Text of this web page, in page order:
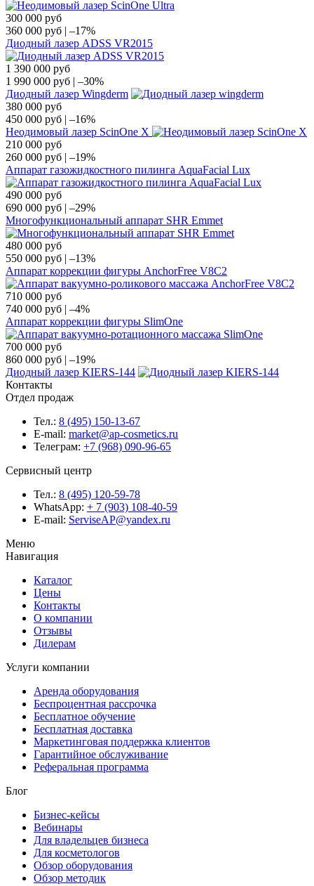
300 000 руб
360 000 руб | –17%
Диодный лазер ADSS VR2015
1 390 000 руб
1 990 000 руб | –30%
Диодный лазер Wingderm
380 000 руб
450 000 руб | –16%
Неодимовый лазер ScinOne X
210 000 руб
260 000 руб | –19%
Аппарат газожидкостного пилинга AquaFacial Lux
490 000 руб
690 000 руб | –29%
Многофункциональный аппарат SHR Emmet
480 000 руб
550 000 руб | –13%
Аппарат коррекции фигуры AnchorFree V8C2
710 000 руб
740 000 руб | –4%
Аппарат коррекции фигуры SlimOne
700 000 руб
860 000 руб | –19%
Диодный лазер KIERS-144
Контакты
Отдел продаж
Тел.: 8 (495) 150-13-67
E-mail: market@ap-cosmetics.ru
Телеграм: +7 (968) 090-96-65
Сервисный центр
Тел.: 8 (495) 120-59-78
WhatsApp: + 7 (903) 108-40-59
E-mail: ServiseAP@yandex.ru
Меню
Навигация
Каталог
Цены
Контакты
О компании
Отзывы
Дилерам
Услуги компании
Аренда оборудования
Беспроцентная рассрочка
Бесплатное обучение
Бесплатная доставка
Маркетинговая поддержка клиентов
Гарантийное обслуживание
Реферальная программа
Блог
Бизнес-кейсы
Вебинары
Для владельцев бизнеса
Для косметологов
Обзор оборудования
Обзор методик